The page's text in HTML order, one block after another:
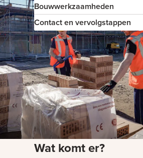
Bouwwerkzaamheden
Contact en vervolgstappen
Wat komt er?